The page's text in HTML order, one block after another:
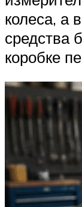
колеса, а
средства
коробке